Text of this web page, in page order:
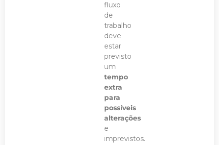
fluxo
de
trabalho
deve
estar
previsto
um
tempo
extra
para
possíveis
alterações
e
imprevistos.